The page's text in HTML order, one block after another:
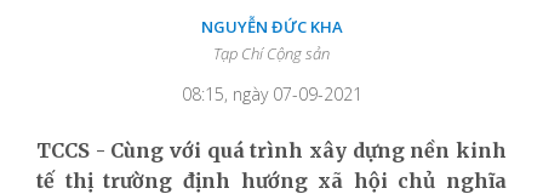
NGUYỄN ĐỨC KHA
Tạp Chí Cộng sản
08:15, ngày 07-09-2021
TCCS - Cùng với quá trình xây dựng nền kinh
tế thị trường định hướng xã hội chủ nghĩa